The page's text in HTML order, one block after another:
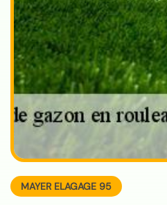
MAYER ELAGAGE 95